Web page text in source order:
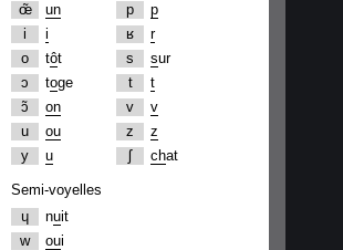
œ̃
un
i
i
o
tôt
ɔ
toge
ɔ̃
on
u
ou
y
u
p
p
ʁ
r
s
sur
t
t
v
v
z
z
ʃ
chat
Semi-voyelles
ɥ
nuit
w
oui